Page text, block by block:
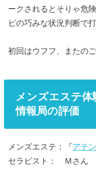
ークされるとそりゃ危
ピの巧みな状況判断で
初回はウフフ、またの
メンズエステ体
情報局の評価
メンズエステ：『アテ
セラピスト： Ｍさん